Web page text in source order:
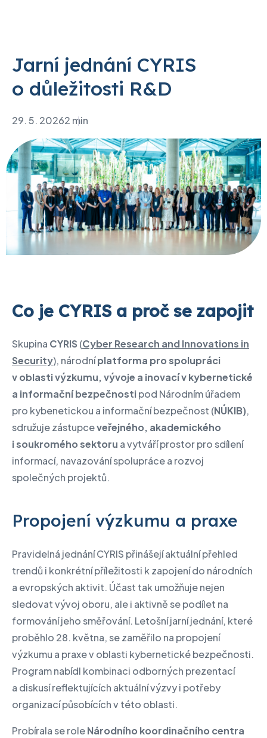
Jarní jednání CYRIS
o důležitosti R&D
29. 5. 20262 min
Co je CYRIS a proč se zapojit
Skupina CYRIS (Cyber Research and Innovations in
Security), národníplatforma pro spolupráci
v oblasti výzkumu, vývoje a inovací v kybernetické
a informační bezpečnostipod Národním úřadem
pro kybenetickou a informační bezpečnost (NÚKIB),
sdružuje zástupceveřejného, akademického
i soukromého sektoru a vytváří prostor pro sdílení
informací, navazování spolupráce a rozvoj
společných projektů.
Propojení výzkumu a praxe
Pravidelná jednání CYRIS přinášejí aktuální přehled
trendů i konkrétní příležitosti k zapojení do národních
a evropských aktivit. Účast tak umožňuje nejen
sledovat vývoj oboru, ale i aktivně se podílet na
formování jeho směřování. Letošní jarní jednání, které
proběhlo 28. května, se zaměřilo na propojení
výzkumu a praxe v oblasti kybernetické bezpečnosti.
Program nabídl kombinaci odborných prezentací
a diskusí reflektujících aktuální výzvy i potřeby
organizací působících v této oblasti.
Probírala se roleNárodního koordinačního centra